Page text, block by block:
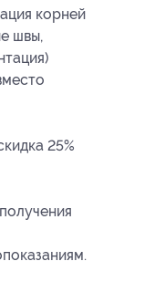
корней
швы,
25%